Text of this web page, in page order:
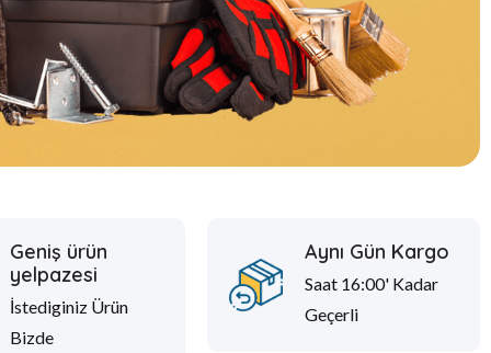
Geniş ürün
yelpazesi
İstediginiz Ürün
Bizde
Aynı Gün Kargo
Saat 16:00' Kadar
Geçerli